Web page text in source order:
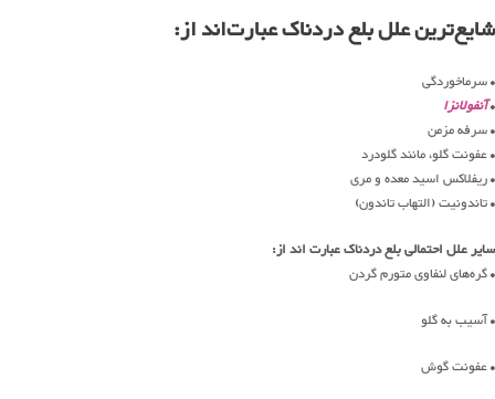
شایع‌ترین علل بلع دردناک عبارت‌اند از:
• سرماخوردگی
•آنفولانزا
• سرفه مزمن
• عفونت گلو، مانند گلودرد
• ریفلاکس اسید معده و مری
• تاندونیت (التهاب تاندون)
سایر علل احتمالی بلع دردناک عبارت اند از:
• گره‌های لنفاوی متورم گردن
• آسیب به گلو
• عفونت گوش